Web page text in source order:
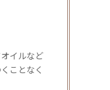
イルなど
ことなく